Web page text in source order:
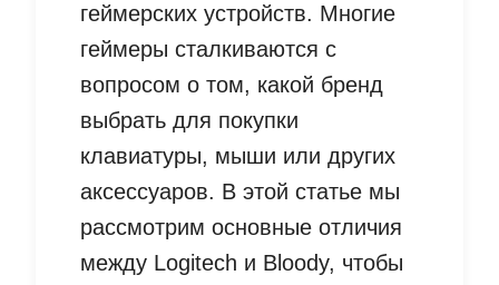
геймерских устройств. Многие
геймеры сталкиваются с
вопросом о том, какой бренд
выбрать для покупки
клавиатуры, мыши или других
аксессуаров. В этой статье мы
рассмотрим основные отличия
между Logitech и Bloody, чтобы